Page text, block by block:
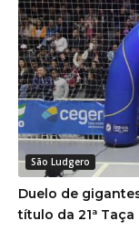
São Ludgero
Duelo de
título da 21ª Taça